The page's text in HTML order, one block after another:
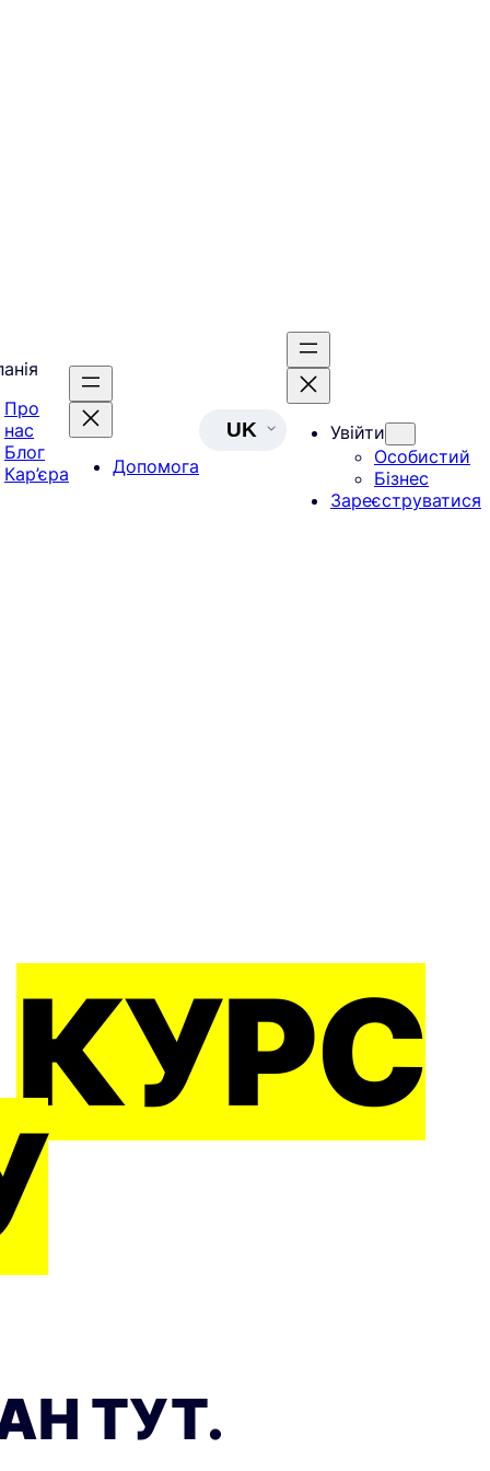
Про
нас
Блог
Кар’єра
Допомога
UK
Увійти
Особистий
Бізнес
Зареєструватися
КУРС
ТУТ.